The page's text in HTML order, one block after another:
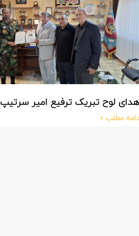
لوح تبریک ترفیع امیر سرتیپ۲ ستاد شهریار پورفضلی فرمانده تیپ ۳۶۴ شهید نصیرزاده نزاجا مستقر در مهاباد
مطلب »